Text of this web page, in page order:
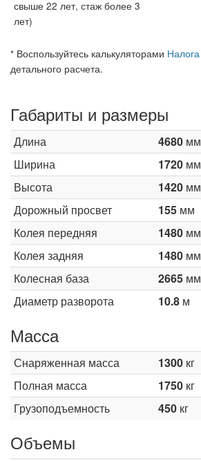
свыше 22 лет, стаж более 3
лет)
* Воспользуйтесь калькуляторами Налога
детального расчета.
Габариты и размеры
Длина 4680 мм
Ширина
1720 мм
Высота
1420 мм
Дорожный просвет
155 мм
Колея передняя
1480 мм
Колея задняя
1480 мм
Колесная база
2665 мм
Диаметр разворота
10.8 м
Масса
Снаряженная масса 1300 кг
Полная масса
1750 кг
Грузоподъемность
450 кг
Объемы